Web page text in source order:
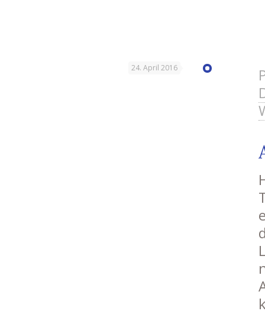
24. April 2016